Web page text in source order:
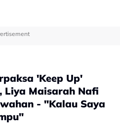
'Keep Up'
Liya Maisarah Nafi
- "Kalau Saya